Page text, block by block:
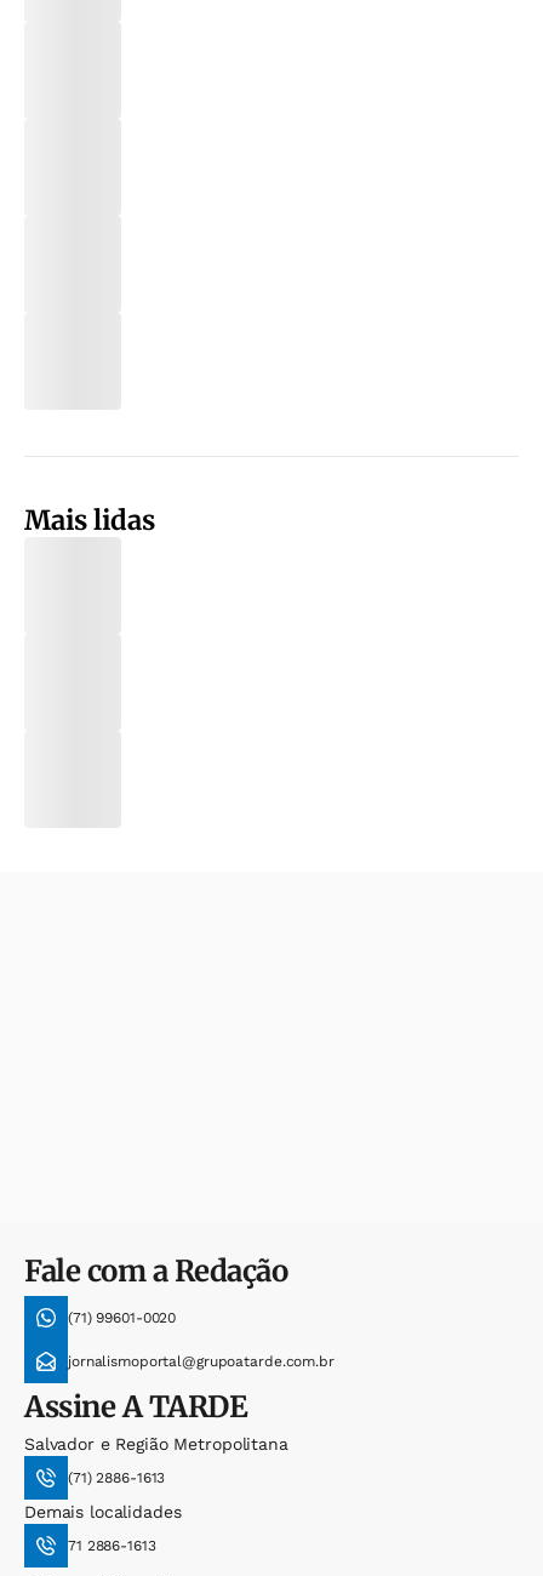
Mais lidas
Fale com a Redação
(71) 99601-0020
jornalismoportal@grupoatarde.com.br
AssineA TARDE
Salvador e Região Metropolitana
(71) 2886-1613
Demais localidades
71 2886-1613